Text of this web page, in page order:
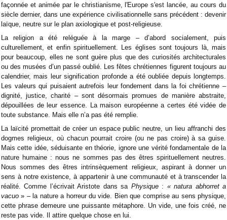
façonnée et animée par le christianisme, l'Europe s'est lancée, au cours du
siècle dernier, dans une expérience civilisationnelle sans précédent : devenir
laïque, neutre sur le plan axiologique et post-religieuse.
La religion a été reléguée à la marge – d’abord socialement, puis
culturellement, et enfin spirituellement. Les églises sont toujours là, mais
pour beaucoup, elles ne sont guère plus que des curiosités architecturales
ou des musées d’un passé oublié. Les fêtes chrétiennes figurent toujours au
calendrier, mais leur signification profonde a été oubliée depuis longtemps.
Les valeurs qui puisaient autrefois leur fondement dans la foi chrétienne –
dignité, justice, charité – sont désormais promues de manière abstraite,
dépouillées de leur essence. La maison européenne a certes été vidée de
toute substance. Mais elle n’a pas été remplie.
La laïcité promettait de créer un espace public neutre, un lieu affranchi des
dogmes religieux, où chacun pourrait croire (ou ne pas croire) à sa guise.
Mais cette idée, séduisante en théorie, ignore une vérité fondamentale de la
nature humaine : nous ne sommes pas des êtres spirituellement neutres.
Nous sommes des êtres intrinsèquement religieux, aspirant à donner un
sens à notre existence, à appartenir à une communauté et à transcender la
réalité. Comme l’écrivait Aristote dans sa Physique: « natura abhorret a
vacuo » – la nature a horreur du vide. Bien que comprise au sens physique,
cette phrase demeure une puissante métaphore. Un vide, une fois créé, ne
reste pas vide. Il attire quelque chose en lui.